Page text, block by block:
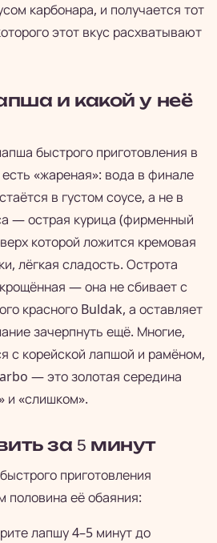
карбонара, и получается тот
этот вкус расхватывают
и какой у неё
быстрого приготовления в
«жареная»: вода в финале
в густом соусе, а не в
— острая курица (фирменный
которой ложится кремовая
лёгкая сладость. Острота
— она не сбивает с
красного Buldak, а оставляет
зачерпнуть ещё. Многие,
с корейской лапшой и рамёном,
— это золотая середина
и «слишком».
за 5 минут
приготовления
половина её обаяния:
лапшу 4–5 минут до